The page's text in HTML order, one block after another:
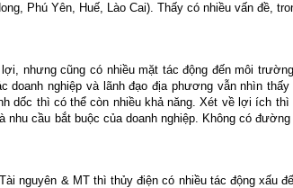
Phú Yên, Huế, Lào Cai). Thấy có nhiều vấn đề,
nhưng cũng có nhiều mặt tác động đến môi
nghiệp và lãnh đạo địa phương vẫn nhìn
dốc thì có thể còn nhiều khả năng. Xét về lợi ích
cầu bắt buộc của doanh nghiệp. Không có
nguyên & MT thì thủy điện có nhiều tác động xấu